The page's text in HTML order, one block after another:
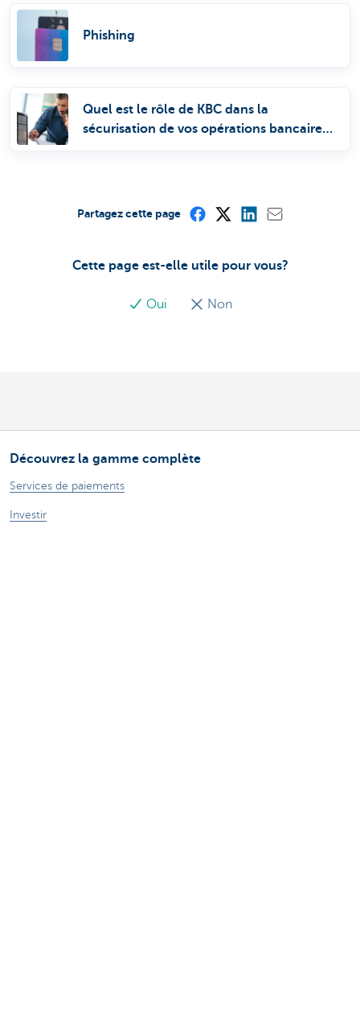
Phishing
Quel est le rôle de KBC dans la
sécurisation de vos opérations bancaires
Cette page est-elle utile pour vous?
Oui Non
Partagez cette page
Découvrez la gamme complète
Services de paiements
Investir